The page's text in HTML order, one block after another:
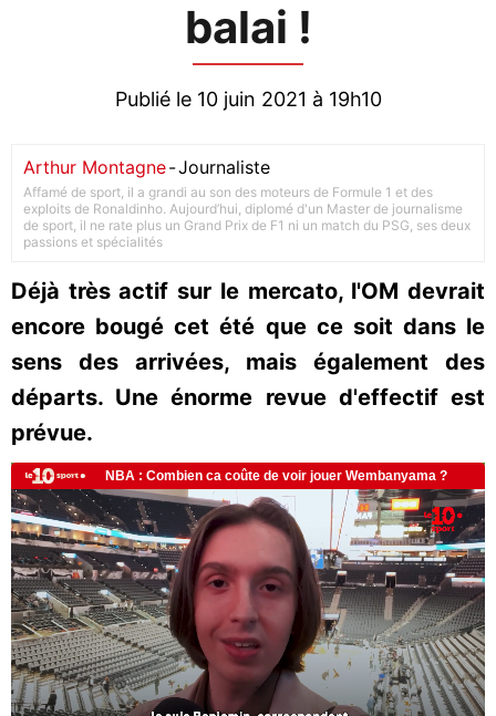
balai !
Publié le 10 juin 2021 à 19h10
Arthur Montagne-Journaliste
Affamé de sport, il a grandi au son des moteurs de Formule 1 et des
exploits de Ronaldinho. Aujourd’hui, diplomé d'un Master de journalisme
de sport, il ne rate plus un Grand Prix de F1 ni un match du PSG, ses deux
passions et spécialités
Déjà très actif sur le mercato, l'OM devrait
encore bougé cet été que ce soit dans le
sens des arrivées, mais également des
départs. Une énorme revue d'effectif est
prévue.